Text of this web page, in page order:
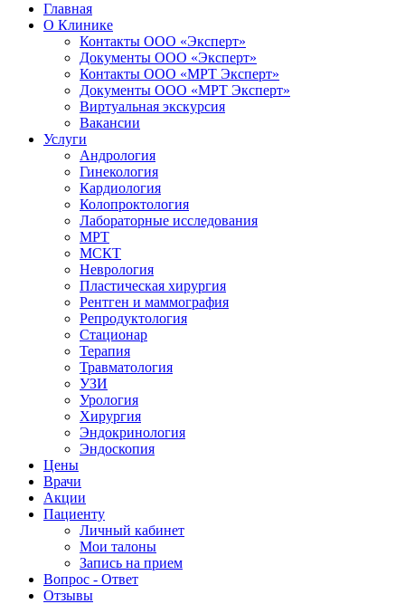
Главная
О Клинике
Контакты ООО «Эксперт»
Документы ООО «Эксперт»
Контакты ООО «МРТ Эксперт»
Документы ООО «МРТ Эксперт»
Виртуальная экскурсия
Вакансии
Услуги
Андрология
Гинекология
Кардиология
Колопроктология
Лабораторные исследования
МРТ
МСКТ
Неврология
Пластическая хирургия
Рентген и маммография
Репродуктология
Стационар
Терапия
Травматология
УЗИ
Урология
Хирургия
Эндокринология
Эндоскопия
Цены
Врачи
Акции
Пациенту
Личный кабинет
Мои талоны
Запись на прием
Вопрос - Ответ
Отзывы